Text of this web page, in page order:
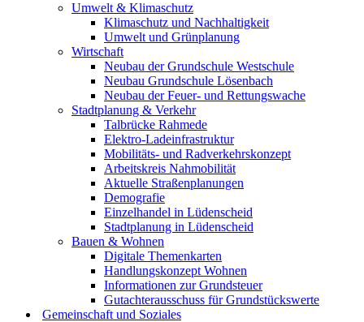
Umwelt & Klimaschutz
Klimaschutz und Nachhaltigkeit
Umwelt und Grünplanung
Wirtschaft
Neubau der Grundschule Westschule
Neubau Grundschule Lösenbach
Neubau der Feuer- und Rettungswache
Stadtplanung & Verkehr
Talbrücke Rahmede
Elektro-Ladeinfrastruktur
Mobilitäts- und Radverkehrskonzept
Arbeitskreis Nahmobilität
Aktuelle Straßenplanungen
Demografie
Einzelhandel in Lüdenscheid
Stadtplanung in Lüdenscheid
Bauen & Wohnen
Digitale Themenkarten
Handlungskonzept Wohnen
Informationen zur Grundsteuer
Gutachterausschuss für Grundstückswerte
Gemeinschaft und Soziales